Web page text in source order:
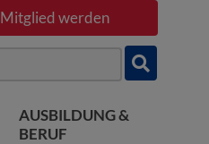
Mitglied werden
AUSBILDUNG &
BERUF